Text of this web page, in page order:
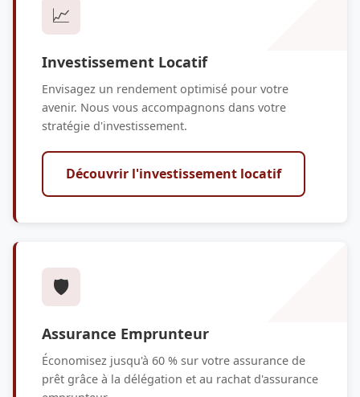
📈
Investissement Locatif
Envisagez un rendement optimisé pour votre
avenir. Nous vous accompagnons dans votre
stratégie d'investissement.
Découvrir l'investissement locatif
🛡️
Assurance Emprunteur
Économisez jusqu'à 60 % sur votre assurance de
prêt grâce à la délégation et au rachat d'assurance